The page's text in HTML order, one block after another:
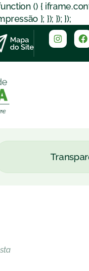
() {
}; }); }); });